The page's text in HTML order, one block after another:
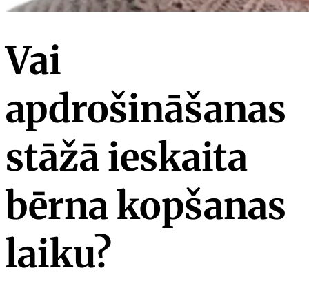
Vai
apdrošināšanas
stāžā ieskaita
bērna kopšanas
laiku?